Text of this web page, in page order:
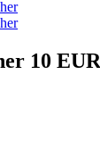
10